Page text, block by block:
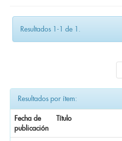
Resultados 1-1 de 1.
Resultados por ítem:
Fecha de
publicación
Título